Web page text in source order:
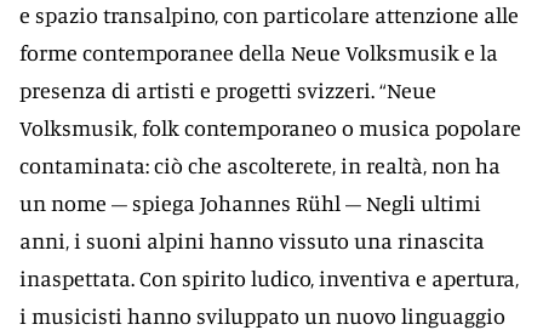
e spazio transalpino, con particolare attenzione alle
forme contemporanee della Neue Volksmusik e la
presenza di artisti e progetti svizzeri. “Neue
Volksmusik, folk contemporaneo o musica popolare
contaminata: ciò che ascolterete, in realtà, non ha
un nome – spiega Johannes Rühl – Negli ultimi
anni, i suoni alpini hanno vissuto una rinascita
inaspettata. Con spirito ludico, inventiva e apertura,
i musicisti hanno sviluppato un nuovo linguaggio